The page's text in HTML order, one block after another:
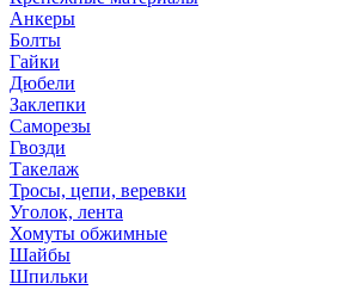
Анкеры
Болты
Гайки
Дюбели
Заклепки
Саморезы
Гвозди
Такелаж
Тросы, цепи, веревки
Уголок, лента
Хомуты обжимные
Шайбы
Шпильки